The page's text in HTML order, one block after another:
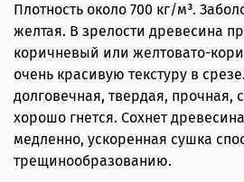
Плотность около 700 кг/м³.
желтая. В зрелости древесина
коричневый или желтовато-
очень красивую текстуру в
долговечная, твердая, прочная,
хорошо гнется. Сохнет
медленно, ускоренная сушка
трещинообразованию.